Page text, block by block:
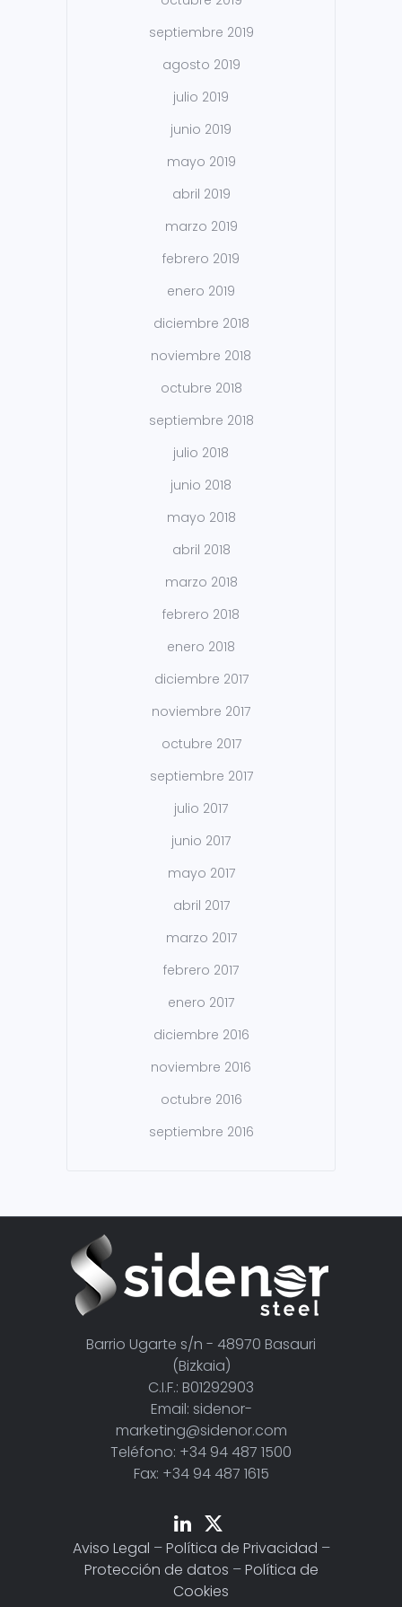
septiembre 2019
agosto 2019
julio 2019
junio 2019
mayo 2019
abril 2019
marzo 2019
febrero 2019
enero 2019
diciembre 2018
noviembre 2018
octubre 2018
septiembre 2018
julio 2018
junio 2018
mayo 2018
abril 2018
marzo 2018
febrero 2018
enero 2018
diciembre 2017
noviembre 2017
octubre 2017
septiembre 2017
julio 2017
junio 2017
mayo 2017
abril 2017
marzo 2017
febrero 2017
enero 2017
diciembre 2016
noviembre 2016
octubre 2016
septiembre 2016
Barrio Ugarte s/n - 48970 Basauri
(Bizkaia)
C.I.F.: B01292903
Email: sidenor-
marketing@sidenor.com
Teléfono: +34 94 487 1500
Fax: +34 94 487 1615
Aviso Legal –Política de Privacidad –
Protección de datos –Política de
Cookies